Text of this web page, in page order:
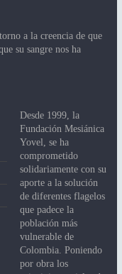
a la creencia de que
su sangre nos ha
Desde 1999, la
Fundación Mesiánica
Yovel, se ha
comprometido
solidariamente con su
aporte a la solución
de diferentes flagelos
que padece la
población más
vulnerable de
Colombia. Poniendo
por obra los